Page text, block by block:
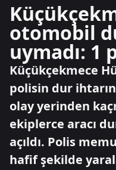
otomobil
uymadı: 1
Küçükçekmece
polisin dur
olay yerinden
ekiplerce aracı
açıldı. Polis
hafif şekilde